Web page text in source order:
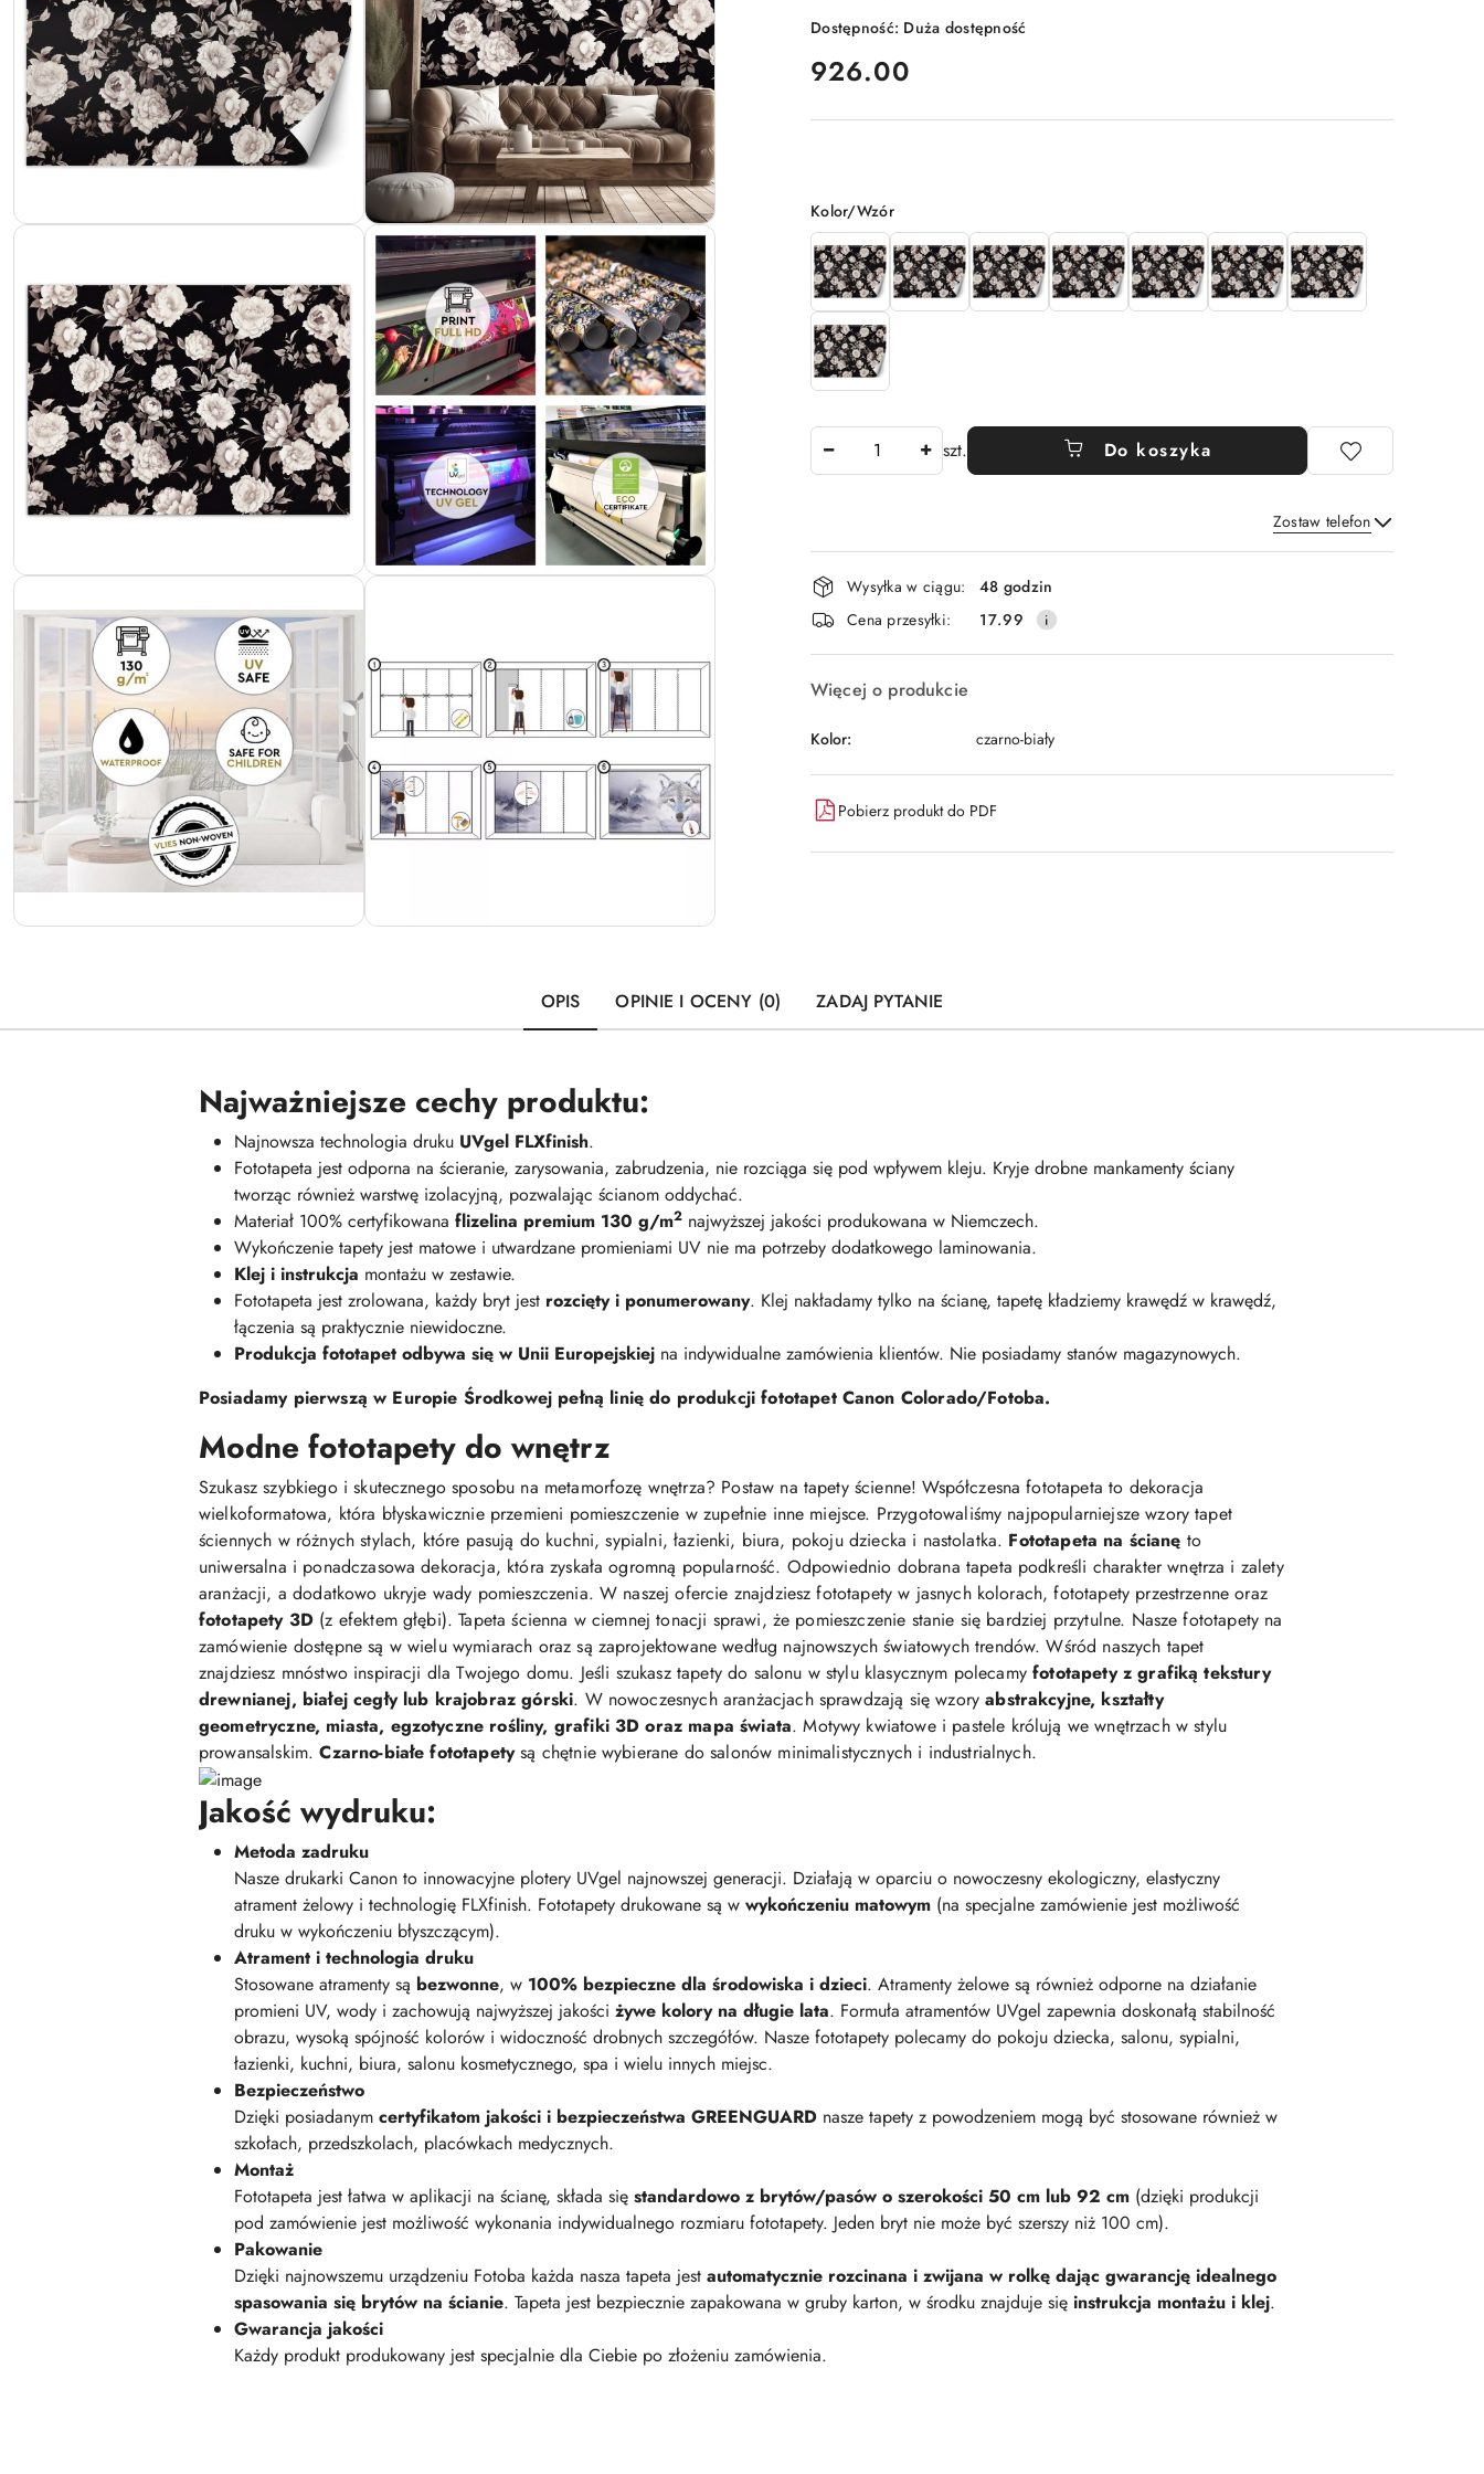
Dostępność: Duża dostępność
cena:
926.00
Wariant
Kolor/Wzór
szt. Do koszyka
Zostaw telefon
Wyślij
Dostępność
i
dostawa
Wysyłka w ciągu:
48 godzin
Cena przesyłki:
17.99
Więcej o produkcie
Kolor: czarno-biały
Pobierz produkt do PDF
OPIS OPINIE I OCENY (0) ZADAJ PYTANIE
Najważniejsze cechy produktu:
Najnowsza technologia druku UVgel FLXfinish.
Fototapeta jest odporna na ścieranie, zarysowania, zabrudzenia, nie rozciąga się pod wpływem kleju. Kryje drobne mankamenty ściany
tworząc również warstwę izolacyjną, pozwalając ścianom oddychać.
Materiał 100% certyfikowana flizelina premium 130 g/m2 najwyższej jakości produkowana w Niemczech.
Wykończenie tapety jest matowe i utwardzane promieniami UV nie ma potrzeby dodatkowego laminowania.
Klej i instrukcja montażu w zestawie.
Fototapeta jest zrolowana, każdy bryt jest rozcięty i ponumerowany. Klej nakładamy tylko na ścianę, tapetę kładziemy krawędź w krawędź,
łączenia są praktycznie niewidoczne.
Produkcja fototapet odbywa się w Unii Europejskiej na indywidualne zamówienia klientów. Nie posiadamy stanów magazynowych.
Posiadamy pierwszą w Europie Środkowej pełną linię do produkcji fototapet Canon Colorado/Fotoba.
Modne fototapety do wnętrz
Szukasz szybkiego i skutecznego sposobu na metamorfozę wnętrza? Postaw na tapety ścienne! Współczesna fototapeta to dekoracja
wielkoformatowa, która błyskawicznie przemieni pomieszczenie w zupełnie inne miejsce. Przygotowaliśmy najpopularniejsze wzory tapet
ściennych w różnych stylach, które pasują do kuchni, sypialni, łazienki, biura, pokoju dziecka i nastolatka. Fototapeta na ścianę to
uniwersalna i ponadczasowa dekoracja, która zyskała ogromną popularność. Odpowiednio dobrana tapeta podkreśli charakter wnętrza i zalety
aranżacji, a dodatkowo ukryje wady pomieszczenia. W naszej ofercie znajdziesz fototapety w jasnych kolorach, fototapety przestrzenne oraz
fototapety 3D (z efektem głębi). Tapeta ścienna w ciemnej tonacji sprawi, że pomieszczenie stanie się bardziej przytulne. Nasze fototapety na
zamówienie dostępne są w wielu wymiarach oraz są zaprojektowane według najnowszych światowych trendów. Wśród naszych tapet
znajdziesz mnóstwo inspiracji dla Twojego domu. Jeśli szukasz tapety do salonu w stylu klasycznym polecamyfototapety z grafiką tekstury
drewnianej, białej cegły lub krajobraz górski. W nowoczesnych aranżacjach sprawdzają się wzoryabstrakcyjne, kształty
geometryczne, miasta, egzotyczne rośliny, grafiki 3D oraz mapa świata. Motywy kwiatowe i pastele królują we wnętrzach w stylu
prowansalskim.Czarno-białe fototapetysą chętnie wybierane do salonów minimalistycznych i industrialnych.
Jakość wydruku:
Metoda zadruku
Nasze drukarki Canon to innowacyjne plotery UVgel najnowszej generacji. Działają w oparciu o nowoczesny ekologiczny, elastyczny
atrament żelowy i technologię FLXfinish. Fototapety drukowane są w wykończeniu matowym (na specjalne zamówienie jest możliwość
druku w wykończeniu błyszczącym).
Atrament i technologia druku
Stosowane atramenty są bezwonne, w 100% bezpieczne dla środowiska i dzieci. Atramenty żelowe są również odporne na działanie
promieni UV, wody i zachowują najwyższej jakości żywe kolory na długie lata. Formuła atramentów UVgel zapewnia doskonałą stabilność
obrazu, wysoką spójność kolorów i widoczność drobnych szczegółów. Nasze fototapety polecamy do pokoju dziecka, salonu, sypialni,
łazienki, kuchni, biura, salonu kosmetycznego, spa i wielu innych miejsc.
Bezpieczeństwo
Dzięki posiadanym certyfikatom jakości i bezpieczeństwa GREENGUARD nasze tapety z powodzeniem mogą być stosowane również w
szkołach, przedszkolach, placówkach medycznych.
Montaż
Fototapeta jest łatwa w aplikacji na ścianę, składa się standardowo z brytów/pasów o szerokości 50 cm lub 92 cm (dzięki produkcji
pod zamówienie jest możliwość wykonania indywidualnego rozmiaru fototapety. Jeden bryt nie może być szerszy niż 100 cm).
Pakowanie
Dzięki najnowszemu urządzeniu Fotoba każda nasza tapeta jest automatycznie rozcinana i zwijana w rolkę dając gwarancję idealnego
spasowania się brytów na ścianie. Tapeta jest bezpiecznie zapakowana w gruby karton, w środku znajduje się instrukcja montażu i klej.
Gwarancja jakości
Każdy produkt produkowany jest specjalnie dla Ciebie po złożeniu zamówienia.